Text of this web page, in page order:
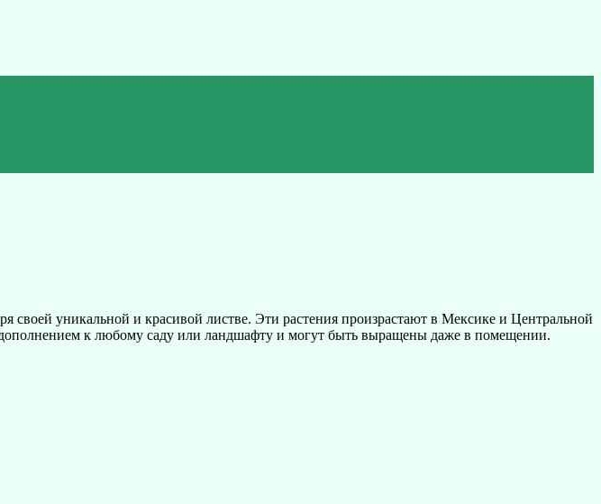
уникальной и красивой листве. Эти растения произрастают в Мексике и Центральной
к любому саду или ландшафту и могут быть выращены даже в помещении.